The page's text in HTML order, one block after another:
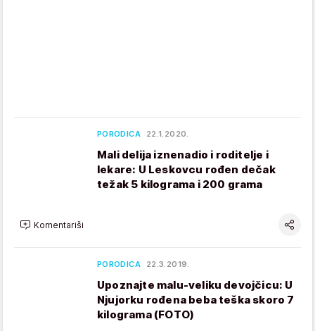
PORODICA 22.1.2020.
Mali delija iznenadio i roditelje i
lekare: U Leskovcu rođen dečak
težak 5 kilograma i 200 grama
Komentariši
PORODICA 22.3.2019.
Upoznajte malu-veliku devojčicu: U
Njujorku rođena beba teška skoro 7
kilograma (FOTO)